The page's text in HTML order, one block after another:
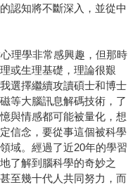
認知將不斷深入，並從中
理學非常感興趣，但那時
或生理基礎，理論很艱
選擇繼續攻讀碩士和博士
等大腦訊息解碼技術，了
與情感都可能被量化，想
信念，要從事這個被科學
域。經過了近20年的學習
了解到腦科學的奇妙之
至幾十代人共同努力，而